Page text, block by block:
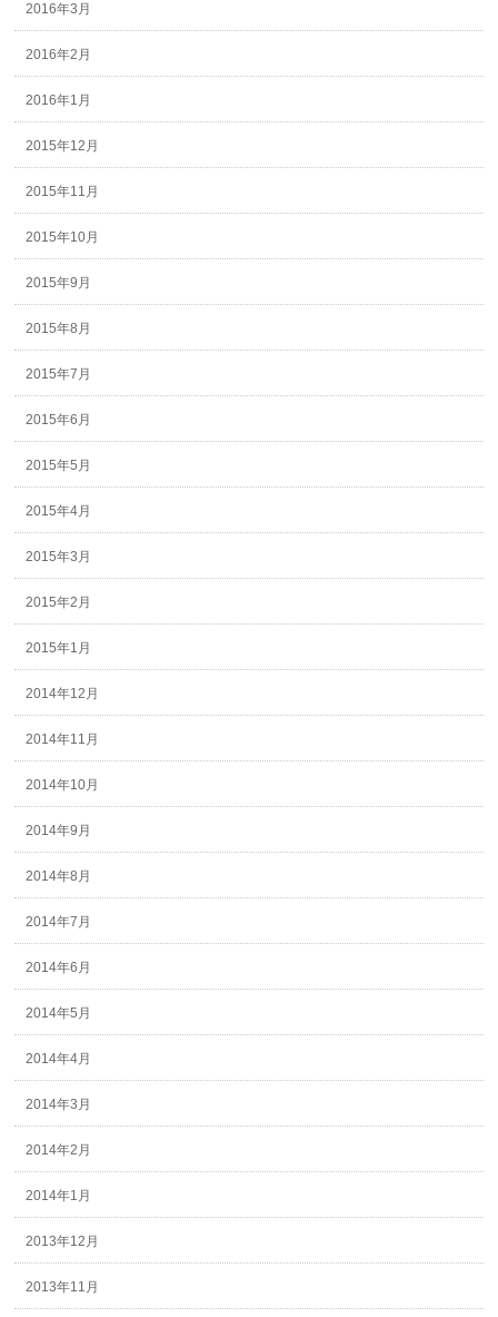
2016年3月
2016年2月
2016年1月
2015年12月
2015年11月
2015年10月
2015年9月
2015年8月
2015年7月
2015年6月
2015年5月
2015年4月
2015年3月
2015年2月
2015年1月
2014年12月
2014年11月
2014年10月
2014年9月
2014年8月
2014年7月
2014年6月
2014年5月
2014年4月
2014年3月
2014年2月
2014年1月
2013年12月
2013年11月